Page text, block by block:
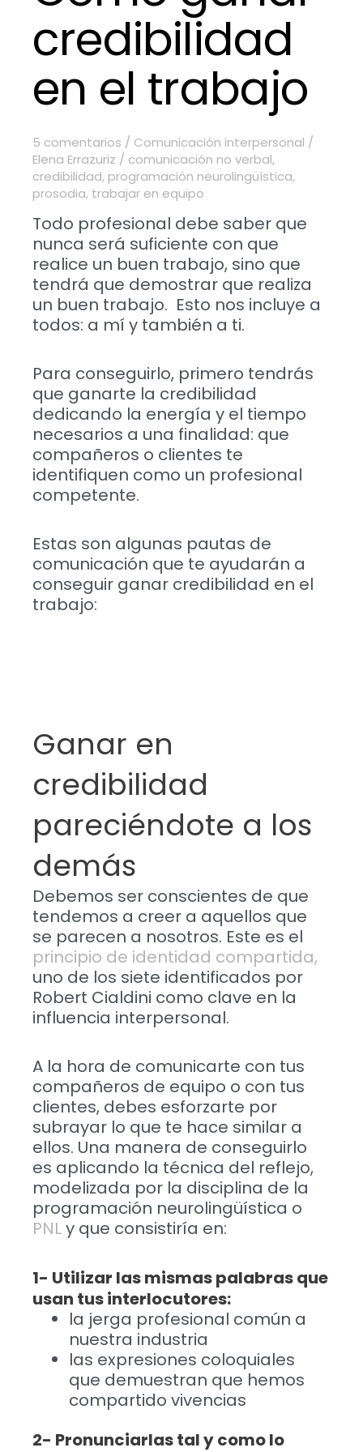
credibilidad
en el trabajo
5 comentarios / Comunicación interpersonal /
Elena Errazuriz / comunicación no verbal,
credibilidad, programación neurolingüística,
prosodia, trabajar en equipo
Todo profesional debe saber que
nunca será suficiente con que
realice un buen trabajo, sino que
tendrá que demostrar que realiza
un buen trabajo. Esto nos incluye a
todos: a mí y también a ti.
Para conseguirlo, primero tendrás
que ganarte la credibilidad
dedicando la energía y el tiempo
necesarios a una finalidad: que
compañeros o clientes te
identifiquen como un profesional
competente.
Estas son algunas pautas de
comunicación que te ayudarán a
conseguir ganar credibilidad en el
trabajo:
Ganar en
credibilidad
pareciéndote a los
demás
Debemos ser conscientes de que
tendemos a creer a aquellos que
se parecen a nosotros. Este es el
principio de identidad compartida,
uno de los siete identificados por
Robert Cialdini como clave en la
influencia interpersonal.
A la hora de comunicarte con tus
compañeros de equipo o con tus
clientes, debes esforzarte por
subrayar lo que te hace similar a
ellos. Una manera de conseguirlo
es aplicando la técnica del reflejo,
modelizada por la disciplina de la
programación neurolingüística o
PNLy que consistiría en:
1- Utilizar las mismas palabras que
usan tus interlocutores:
la jerga profesional común a
nuestra industria
las expresiones coloquiales
que demuestran que hemos
compartido vivencias
2- Pronunciarlas tal y como lo